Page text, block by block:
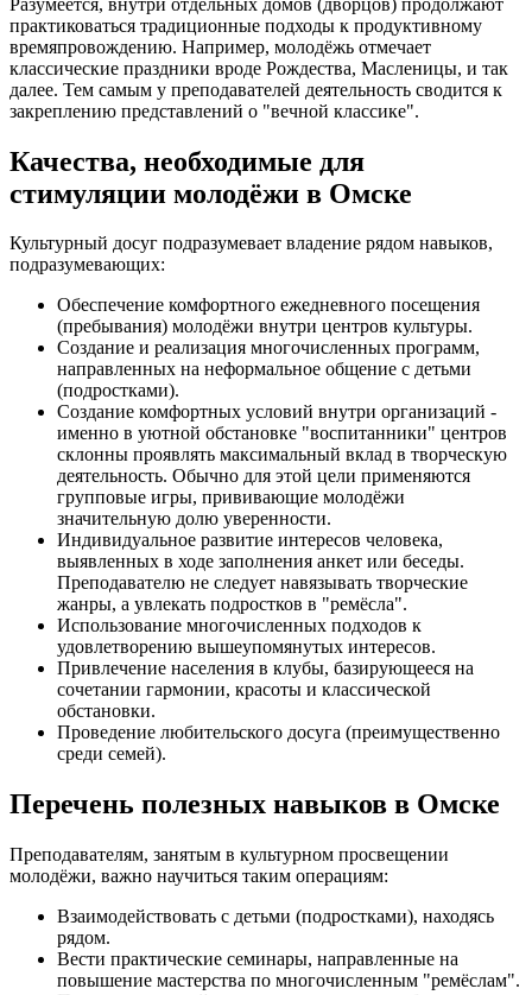
практиковаться традиционные подходы к продуктивному
времяпровождению. Например, молодёжь отмечает
классические праздники вроде Рождества, Масленицы, и так
далее. Тем самым у преподавателей деятельность сводится к
закреплению представлений о "вечной классике".
Качества, необходимые для
стимуляции молодёжи в Омске
Культурный досуг подразумевает владение рядом навыков,
подразумевающих:
Обеспечение комфортного ежедневного посещения
(пребывания) молодёжи внутри центров культуры.
Создание и реализация многочисленных программ,
направленных на неформальное общение с детьми
(подростками).
Создание комфортных условий внутри организаций -
именно в уютной обстановке "воспитанники" центров
склонны проявлять максимальный вклад в творческую
деятельность. Обычно для этой цели применяются
групповые игры, прививающие молодёжи
значительную долю уверенности.
Индивидуальное развитие интересов человека,
выявленных в ходе заполнения анкет или беседы.
Преподавателю не следует навязывать творческие
жанры, а увлекать подростков в "ремёсла".
Использование многочисленных подходов к
удовлетворению вышеупомянутых интересов.
Привлечение населения в клубы, базирующееся на
сочетании гармонии, красоты и классической
обстановки.
Проведение любительского досуга (преимущественно
среди семей).
Перечень полезных навыков в Омске
Преподавателям, занятым в культурном просвещении
молодёжи, важно научиться таким операциям:
Взаимодействовать с детьми (подростками), находясь
рядом.
Вести практические семинары, направленные на
повышение мастерства по многочисленным "ремёслам".